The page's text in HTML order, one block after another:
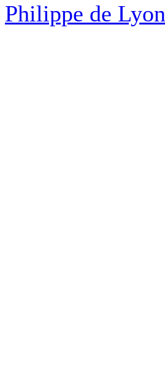
Philippe de Lyon